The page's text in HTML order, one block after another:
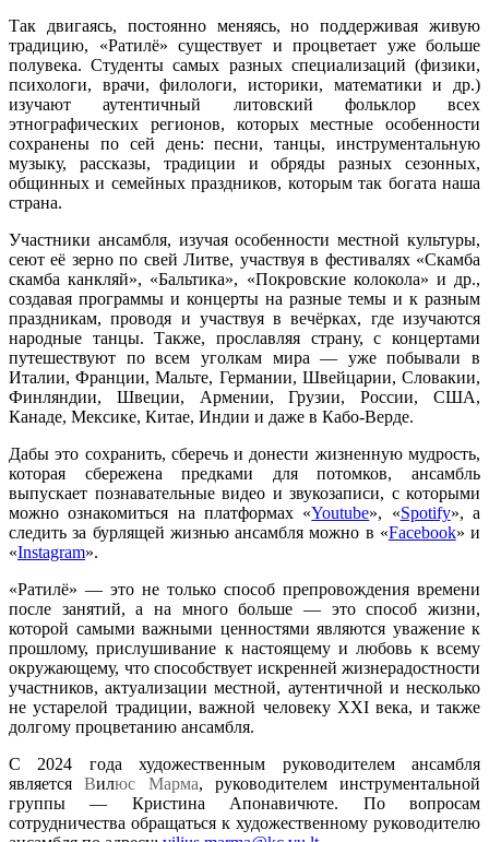
Так двигаясь, постоянно меняясь, но поддерживая живую
традицию, «Ратилё» существует и процветает уже больше
полувека. Студенты самых разных специализаций (физики,
психологи, врачи, филологи, историки, математики и др.)
изучают аутентичный литовский фольклор всех
этнографических регионов, которых местные особенности
сохранены по сей день: песни, танцы, инструментальную
музыку, рассказы, традиции и обряды разных сезонных,
общинных и семейных праздников, которым так богата наша
страна.
Участники ансамбля, изучая особенности местной культуры,
сеют её зерно по свей Литве, участвуя в фестивалях «Скамба
скамба канкляй», «Бальтика», «Покровские колокола» и др.,
создавая программы и концерты на разные темы и к разным
праздникам, проводя и участвуя в вечёрках, где изучаются
народные танцы. Также, прославляя страну, с концертами
путешествуют по всем уголкам мира — yже побывали в
Италии, Франции, Мальте, Германии, Швейцарии, Словакии,
Финляндии, Швеции, Армении, Грузии, России, США,
Канаде, Мексике, Китае, Индии и даже в Кабо-Верде.
Дабы это сохранить, сберечь и донести жизненную мудрость,
которая сбережена предками для потомков, ансамбль
выпускает познавательные видео и звукозаписи, с которыми
можно ознакомиться на платформах «Youtube», «Spotify», а
следить за бурлящей жизнью ансамбля можно в «Facebook» и
«Instagram».
«Ратилё» — это не только способ препровождения времени
после занятий, а на много больше — это способ жизни,
которой самыми важными ценностями являются уважение к
прошлому, прислушивание к настоящему и любовь к всему
окружающему, что способствует искренней жизнерадостности
участников, актуализации местной, аутентичной и несколько
не устарелой традиции, важной человеку XXI века, и также
долгому процветанию ансамбля.
С 2024 года художественным руководителем ансамбля
являетсяВилюс Марма, руководителем инструментальной
группы — Кристина Апонавичюте. По вопросам
сотрудничества обращаться к художественному руководителю